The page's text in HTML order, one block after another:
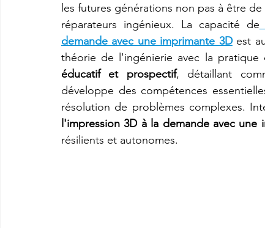
CREALITY SPARKX i7 Color Combo SNAPMAKER U1
les futures générations non pas à être
réparateurs ingénieux. La capacité de
demande avec une imprimante 3D est
théorie de l'ingénierie avec la
éducatif et prospectif, détaillant
développe des compétences
résolution de problèmes complexes.
l'impression 3D à la demande avec une
résilients et autonomes.